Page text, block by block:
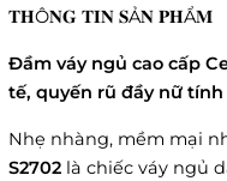
𝐓𝐇Ô𝐍𝐆 𝐓𝐈𝐍 𝐒Ả𝐍 𝐏𝐇Ẩ𝐌
Đầm váy ngủ cao cấp
tế, quyến rũ đầy nữ
Nhẹ nhàng, mềm mại
S2702 là chiếc váy ngủ